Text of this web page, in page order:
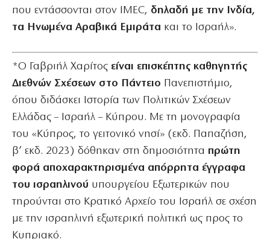
που εντάσσονται στον IMEC, δηλαδή με την Ινδία,
τα Ηνωμένα Αραβικά Εμιράτα και το Ισραήλ».
*Ο Γαβριήλ Χαρίτοςείναι επισκέπτης καθηγητής
Διεθνών Σχέσεων στο Πάντειο Πανεπιστήμιο,
όπου διδάσκει Ιστορία των Πολιτικών Σχέσεων
Ελλάδας – Ισραήλ – Κύπρου. Με τη μονογραφία
του «Κύπρος, το γειτονικό νησί» (εκδ. Παπαζήση,
β’ εκδ. 2023) δόθηκαν στη δημοσιότητα πρώτη
φορά αποχαρακτηρισμένα απόρρητα έγγραφα
του ισραηλινού υπουργείου Εξωτερικών που
τηρούνται στο Κρατικό Αρχείο του Ισραήλ σε σχέση
με την ισραηλινή εξωτερική πολιτική ως προς το
Κυπριακό.